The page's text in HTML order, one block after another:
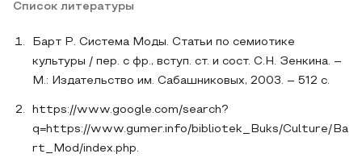
Список литературы
Барт Р. Система Моды. Статьи по семиотике
культуры / пер. с фр., вступ. ст. и сост. С.Н. Зенкина. –
М.: Издательство им. Сабашниковых, 2003. – 512 с.
https://www.google.com/search?
q=https://www.gumer.info/bibliotek_Buks/Culture/Ba
rt_Mod/index.php.